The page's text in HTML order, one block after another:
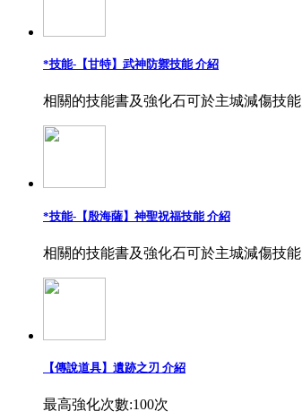
*技能-【甘特】武神防禦技能 介紹
相關的技能書及強化石可於主城減傷技
*技能-【殷海薩】神聖祝福技能 介紹
相關的技能書及強化石可於主城減傷技
【傳說道具】遺跡之刃 介紹
最高強化次數:100次